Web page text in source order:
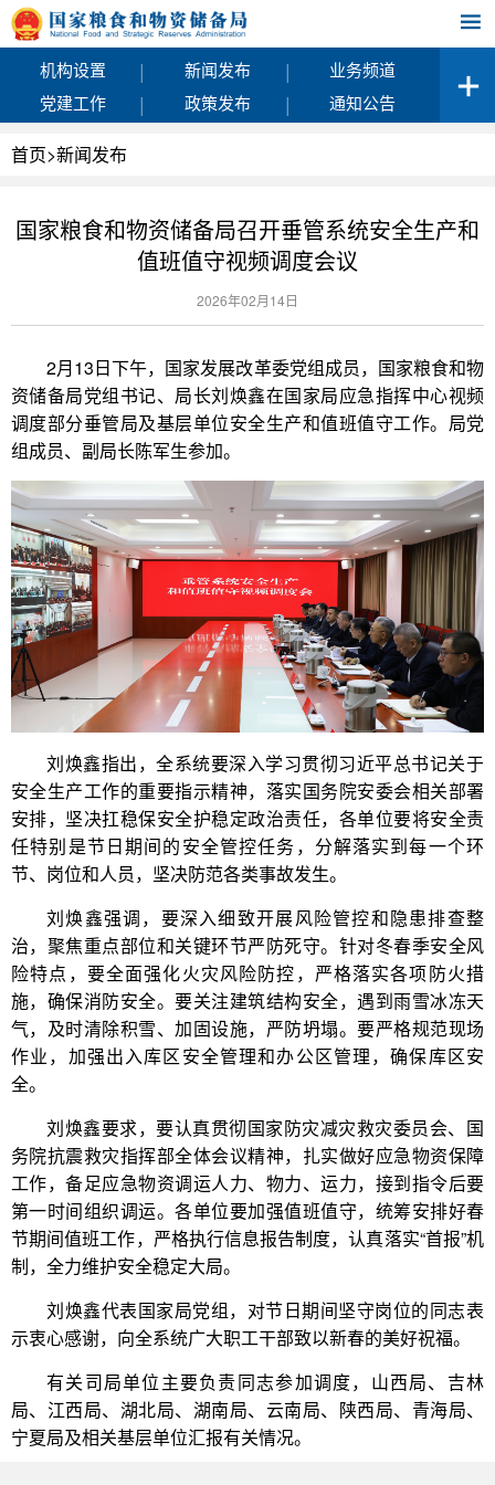
机构设置 | 新闻发布 |
业务频道
党建工作
| 政策发布 | 通知公告
首页>新闻发布
国家粮食和物资储备局召开垂管系统安全生产和
值班值守视频调度会议
2026年02月14日
2月13日下午，国家发展改革委党组成员，国家粮食和物
资储备局党组书记、局长刘焕鑫在国家局应急指挥中心视频
调度部分垂管局及基层单位安全生产和值班值守工作。局党
组成员、副局长陈军生参加。
刘焕鑫指出，全系统要深入学习贯彻习近平总书记关于
安全生产工作的重要指示精神，落实国务院安委会相关部署
安排，坚决扛稳保安全护稳定政治责任，各单位要将安全责
任特别是节日期间的安全管控任务，分解落实到每一个环
节、岗位和人员，坚决防范各类事故发生。
刘焕鑫强调，要深入细致开展风险管控和隐患排查整
治，聚焦重点部位和关键环节严防死守。针对冬春季安全风
险特点，要全面强化火灾风险防控，严格落实各项防火措
施，确保消防安全。要关注建筑结构安全，遇到雨雪冰冻天
气，及时清除积雪、加固设施，严防坍塌。要严格规范现场
作业，加强出入库区安全管理和办公区管理，确保库区安
全。
刘焕鑫要求，要认真贯彻国家防灾减灾救灾委员会、国
务院抗震救灾指挥部全体会议精神，扎实做好应急物资保障
工作，备足应急物资调运人力、物力、运力，接到指令后要
第一时间组织调运。各单位要加强值班值守，统筹安排好春
节期间值班工作，严格执行信息报告制度，认真落实“首报”机
制，全力维护安全稳定大局。
刘焕鑫代表国家局党组，对节日期间坚守岗位的同志表
示衷心感谢，向全系统广大职工干部致以新春的美好祝福。
有关司局单位主要负责同志参加调度，山西局、吉林
局、江西局、湖北局、湖南局、云南局、陕西局、青海局、
宁夏局及相关基层单位汇报有关情况。